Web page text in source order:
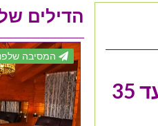
למשפחות עם ילדים בצפון עד 35
הדילים
המסיבה